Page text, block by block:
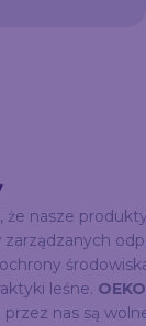
że nasze
leśne.
nas są